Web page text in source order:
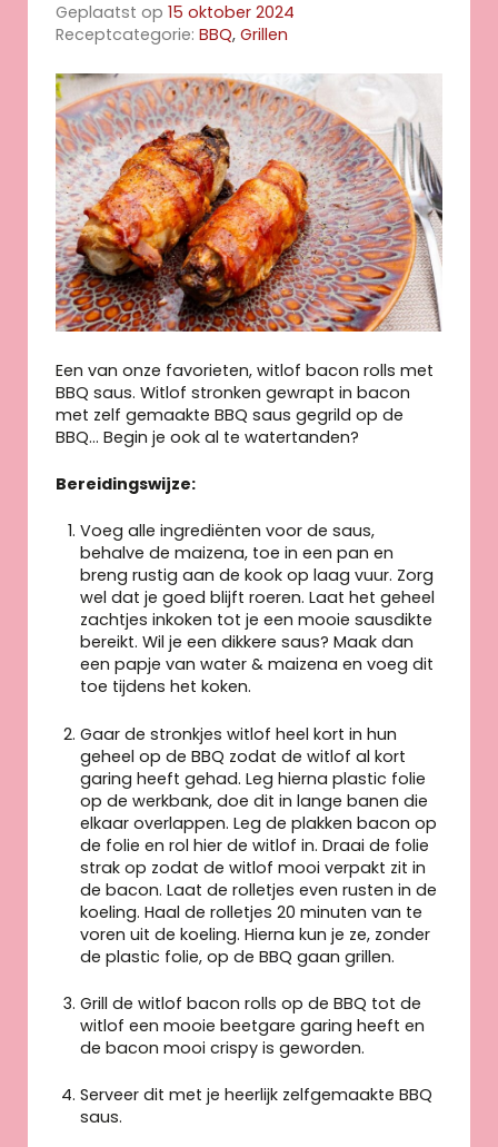
Geplaatst op 15 oktober 2024
Receptcategorie: BBQ, Grillen
Een van onze favorieten, witlof bacon rolls met
BBQ saus. Witlof stronken gewrapt in bacon
met zelf gemaakte BBQ saus gegrild op de
BBQ… Begin je ook al te watertanden?
Bereidingswijze:
Voeg alle ingrediënten voor de saus,
behalve de maizena, toe in een pan en
breng rustig aan de kook op laag vuur. Zorg
wel dat je goed blijft roeren. Laat het geheel
zachtjes inkoken tot je een mooie sausdikte
bereikt. Wil je een dikkere saus? Maak dan
een papje van water & maizena en voeg dit
toe tijdens het koken.
Gaar de stronkjes witlof heel kort in hun
geheel op de BBQ zodat de witlof al kort
garing heeft gehad. Leg hierna plastic folie
op de werkbank, doe dit in lange banen die
elkaar overlappen. Leg de plakken bacon op
de folie en rol hier de witlof in. Draai de folie
strak op zodat de witlof mooi verpakt zit in
de bacon. Laat de rolletjes even rusten in de
koeling. Haal de rolletjes 20 minuten van te
voren uit de koeling. Hierna kun je ze, zonder
de plastic folie, op de BBQ gaan grillen.
Grill de witlof bacon rolls op de BBQ tot de
witlof een mooie beetgare garing heeft en
de bacon mooi crispy is geworden.
Serveer dit met je heerlijk zelfgemaakte BBQ
saus.